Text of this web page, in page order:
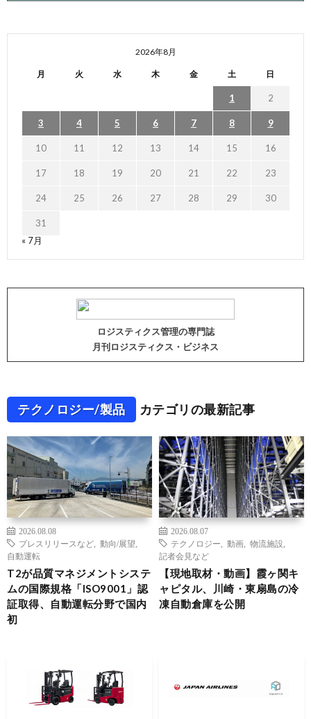
2026年8月
月 火 水 木 金 土 日
1 2
3 4 5 6 7 8 9
10 11 12 13 14 15 16
17 18 19 20 21 22 23
24 25 26 27 28 29 30
31
« 7月
ロジスティクス管理の専門誌
月刊ロジスティクス・ビジネス
テクノロジー/製品 カテゴリの最新記事
2026.08.08
プレスリリースなど
動向/展望
自動運転
T2が品質マネジメントシステ
ムの国際規格「ISO9001」認
証取得、自動運転分野で国内
初
2026.08.07
テクノロジー
動画 物流施設
記者会見など
【現地取材・動画】霞ヶ関キ
ャピタル、川崎・東扇島の冷
凍自動倉庫を公開